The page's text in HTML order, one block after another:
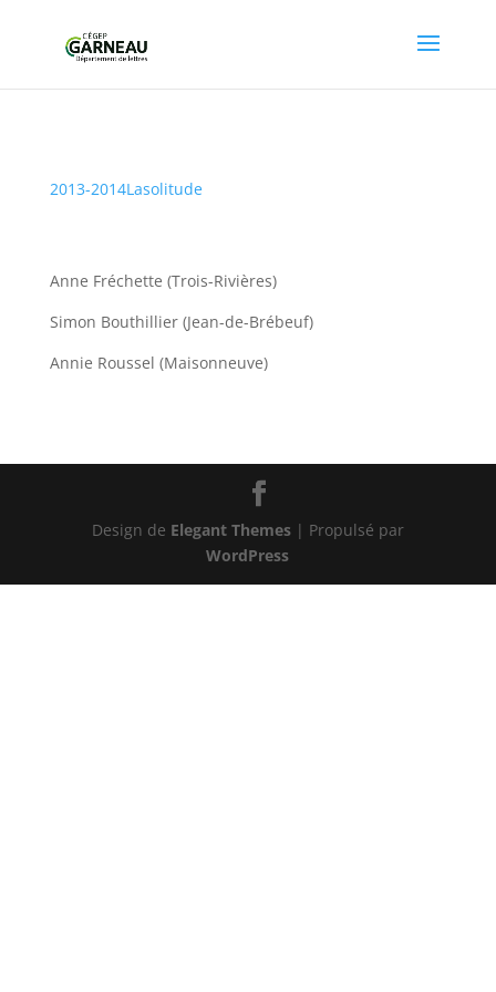
2013-2014Lasolitude
Anne Fréchette (Trois-Rivières)
Simon Bouthillier (Jean-de-Brébeuf)
Annie Roussel (Maisonneuve)
Design de Elegant Themes| Propulsé par
WordPress